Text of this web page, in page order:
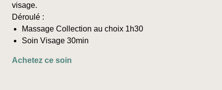
page
du
visage.
Déroulé :
Massage Collection au choix 1h30
Soin Visage 30min
Achetez ce soin